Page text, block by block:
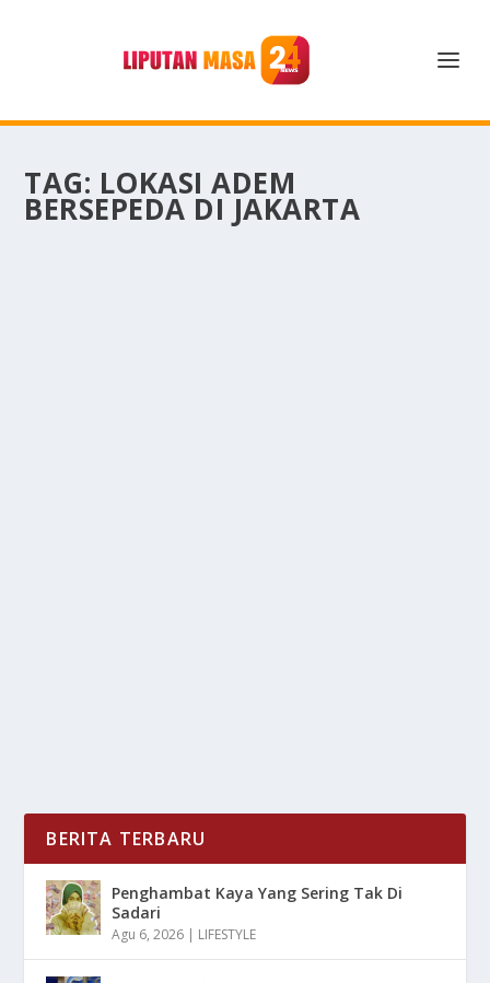
TAG: LOKASI ADEM
BERSEPEDA DI JAKARTA
BERITA TERBARU
Penghambat Kaya Yang Sering Tak Di
Sadari
Agu 6, 2026 | LIFESTYLE